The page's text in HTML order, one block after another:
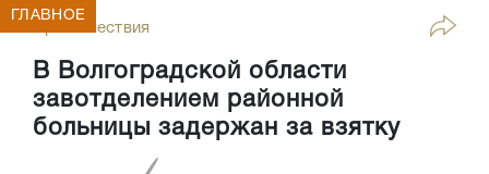
Происшествия
В Волгоградской области
завотделением районной
больницы задержан за взятку
ГЛАВНОЕ